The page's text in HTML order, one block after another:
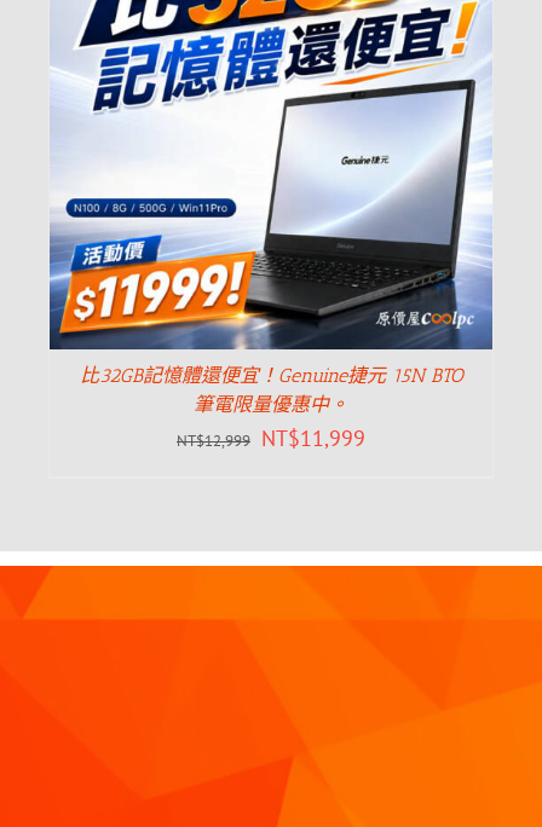
比32GB記憶體還便宜！Genuine捷元 15N BTO
筆電限量優惠中。
NT$12,999 NT$11,999